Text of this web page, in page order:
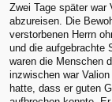
Zwei Tage später
abzureisen. Die
verstorbenen Herrn
und die aufgebrachte
waren die Menschen
inzwischen war
hatte, dass er guten